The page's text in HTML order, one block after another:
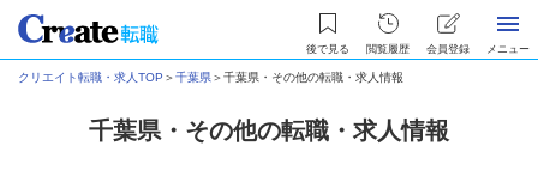
後で見る 閲覧履歴 会員登録 メニュー
クリエイト転職・求人TOP ＞千葉県＞千葉県・その他の転職・求人情報
千葉県・その他の転職・求人情報